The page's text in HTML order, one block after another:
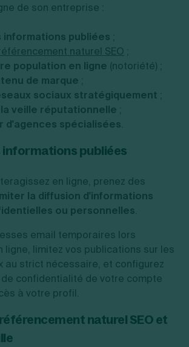
de son entreprise :
publiées ;
naturel SEO ;
population en ligne (notoriété) ;
de marque ;
sociaux stratégiquement ;
veille réputationnelle ;
d'agences spécialisées.
informations publiées
en ligne, prenez des
la diffusion d'informations
ou personnelles.
email temporaires lors
ligne, limitez vos publications sur les
au strict nécessaire, et configurez
confidentialité de votre compte
à votre profil.
naturel SEO et